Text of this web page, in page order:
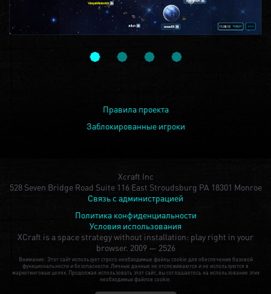
Правила проекта
Заблокированные игроки
Xcraft Inc
528 Seven Bridge Road Suite 116 East Stroudsburg PA 18301 Monroe
Связь с администрацией
Политика конфиденциальности
Условия использования
XCraft is a space strategy without installation: play right in your
browser. 2009 — 2526
Внимание: Этот сайт использует строго необходимые файлы cookie для обеспечения базовой
функциональности и безопасности. Личные данные не отслеживаются и не используются в
маркетинговых целях. Продолжая использовать этот сайт, вы соглашаетесь на использование этих
необходимых файлов cookie.